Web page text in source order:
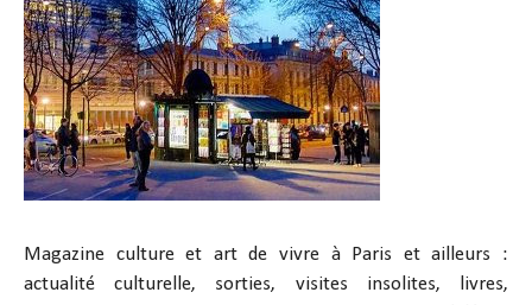
Magazine culture et art de vivre à Paris et ailleurs :
actualité culturelle, sorties, visites insolites, livres,